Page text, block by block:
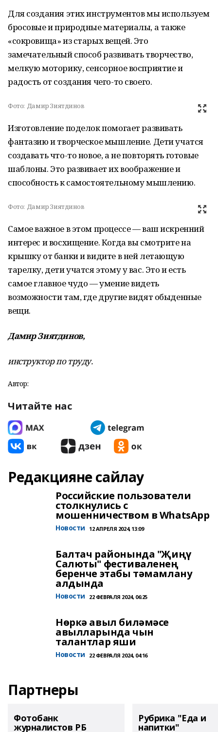
Для создания этих инструментов мы используем
бросовые и природные материалы, а также
«сокровища» из старых вещей. Это
замечательный способ развивать творчество,
мелкую моторику, сенсорное восприятие и
радость от создания чего-то своего.
Фото: Дамир Зиятдинов
Изготовление поделок помогает развивать
фантазию и творческое мышление. Дети учатся
создавать что-то новое, а не повторять готовые
шаблоны. Это развивает их воображение и
способность к самостоятельному мышлению.
Фото: Дамир Зиятдинов
Самое важное в этом процессе — ваш искренний
интерес и восхищение. Когда вы смотрите на
крышку от банки и видите в ней летающую
тарелку, дети учатся этому у вас. Это и есть
самое главное чудо — умение видеть
возможности там, где другие видят обыденные
вещи.
Дамир Зиятдинов,
инструктор по труду.
Автор:
Читайте нас
Редакцияне сайлау
Российские пользователи
столкнулись с
мошенничеством в WhatsApp
Новости 12 АПРЕЛЯ 2024, 13:09
Балтач районында "Җиңү
Салюты" фестиваленең
беренче этабы тәмамлану
алдында
Новости 22 ФЕВРАЛЯ 2024, 06:25
Нөркә авыл биләмәсе
авылларында чын
талантлар яши
Новости 22 ФЕВРАЛЯ 2024, 04:16
Партнеры
Фотобанк
журналистов РБ
Рубрика "Еда и
напитки"